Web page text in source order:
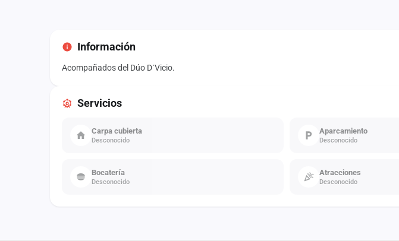
Información
Acompañados del Dúo D´Vicio.
Servicios
Carpa cubierta
Desconocido
Aparcamiento
Desconocido
Bocatería
Desconocido
Atracciones
Desconocido